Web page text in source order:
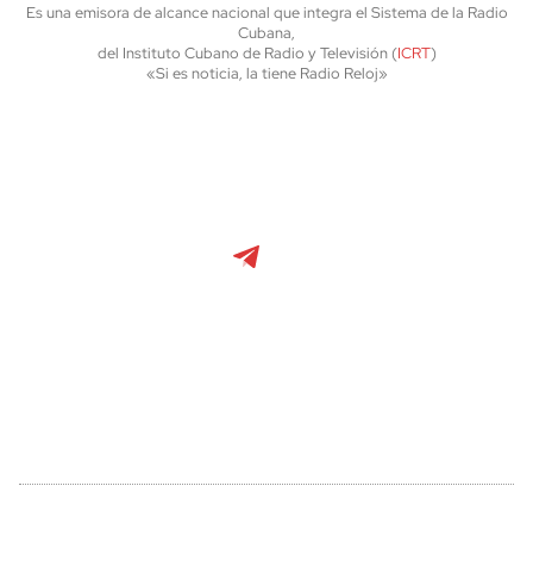
Es una emisora de alcance nacional que integra el Sistema de la Radio
Cubana,
del Instituto Cubano de Radio y Televisión (ICRT)
«Si es noticia, la tiene Radio Reloj»